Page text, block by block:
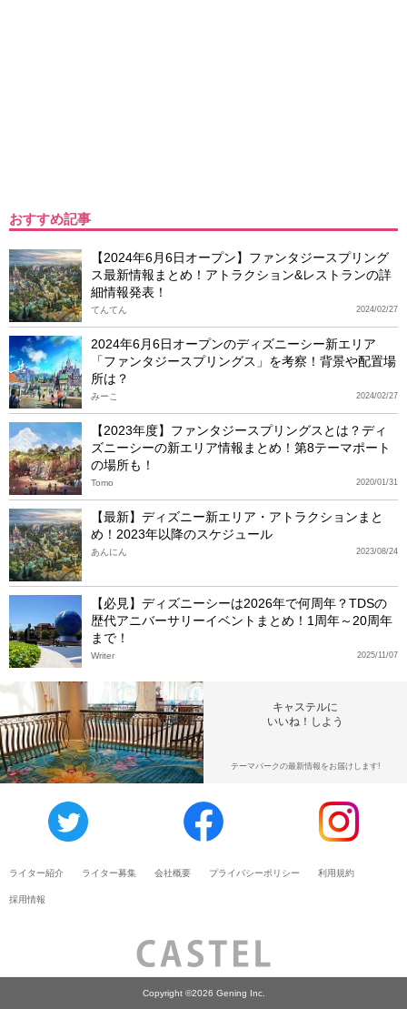
おすすめ記事
【2024年6月6日オープン】ファンタジースプリング
ス最新情報まとめ！アトラクション&レストランの詳
細情報発表！
2024/02/27
てんてん
2024年6月6日オープンのディズニーシー新エリア
「ファンタジースプリングス」を考察！背景や配置場
所は？
2024/02/27
みーこ
【2023年度】ファンタジースプリングスとは？ディ
ズニーシーの新エリア情報まとめ！第8テーマポート
の場所も！
2020/01/31
Tomo
【最新】ディズニー新エリア・アトラクションまと
め！2023年以降のスケジュール
2023/08/24
あんにん
【必見】ディズニーシーは2026年で何周年？TDSの
歴代アニバーサリーイベントまとめ！1周年～20周年
まで！
2025/11/07
Writer
キャステルに
いいね！しよう
テーマパークの最新情報をお届けします!
ライター紹介 ライター募集 会社概要 プライバシーポリシー 利用規約
採用情報
Copyright ©2026 Gening Inc.